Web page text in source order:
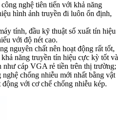
nghệ tiên tiến với khả năng
hình ảnh truyền đi luôn ổn định,
tính, đầu kỹ thuật số xuất tín hiệu
với độ nét cao.
nguyên chất nên hoạt động rất tốt,
năng truyền tín hiệu cực kỳ tốt và
như cáp VGA rẻ tiền trên thị trường;
chống nhiễu mới nhất bằng vật
với cơ chế chống nhiễu kép.